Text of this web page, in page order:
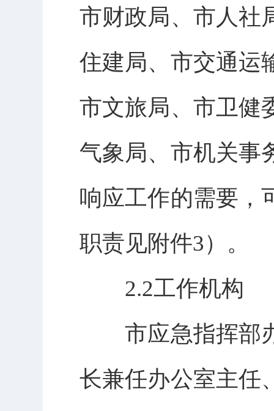
市财政局、市人社
住建局、市交通运
市文旅局、市卫健
气象局、市机关事
响应工作的需要，
职责见附件3）。
2.2工作机构
市应急指挥部办
长兼任办公室主任